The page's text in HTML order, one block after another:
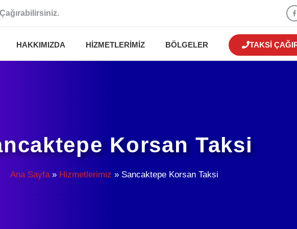
HAKKIMIZDA HIZMETLERIMIZ BÖLGELER TAKSI
Korsan Taksi
Ana Sayfa» Hizmetlerimiz » Sancaktepe Korsan Taksi